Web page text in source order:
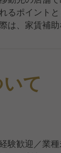
るポイント
は、家賃補
て
験歓迎／業